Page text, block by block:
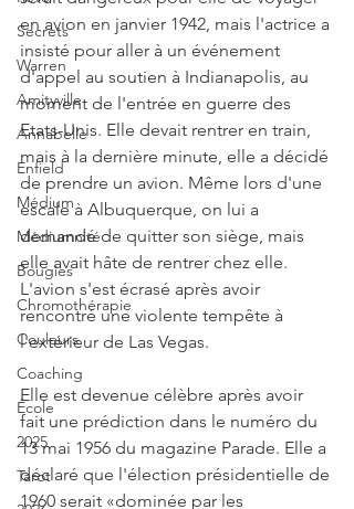
Secrets
Warren
Amityville
Annabelle
Enfield
Médium
Médiumnité
Bougies
Chromothérapie
Couleurs
Coaching
École
2025
Tarot
en avion en janvier 1942, mais l'actrice a
insisté pour aller à un événement
d'appel au soutien à Indianapolis, au
moment de l'entrée en guerre des
Etats-Unis. Elle devait rentrer en train,
mais à la dernière minute, elle a décidé
de prendre un avion. Même lors d'une
escale à Albuquerque, on lui a
demandé de quitter son siège, mais
elle avait hâte de rentrer chez elle.
L'avion s'est écrasé après avoir
rencontré une violente tempête à
l'extérieur de Las Vegas.
Elle est devenue célèbre après avoir
fait une prédiction dans le numéro du
13 mai 1956 du magazine Parade. Elle a
déclaré que l'élection présidentielle de
1960 serait «dominée par les